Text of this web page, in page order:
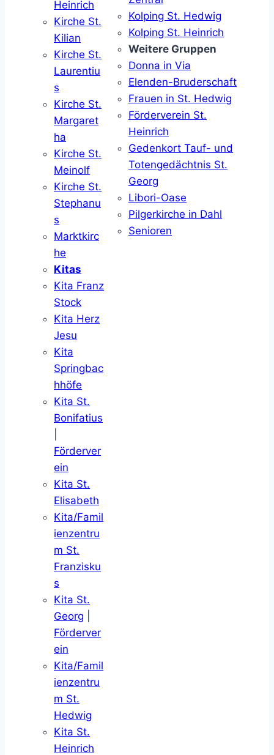
Heinrich
Kirche St.
Kilian
Kirche St.
Laurentiu
s
Kirche St.
Margaret
ha
Kirche St.
Meinolf
Kirche St.
Stephanu
s
Marktkirc
he
Kitas
Kita Franz
Stock
Kita Herz
Jesu
Kita
Springbac
hhöfe
Kita St.
Bonifatius
Förderver
ein
Kita St.
Elisabeth
Kita/Famil
ienzentru
m St.
Franzisku
s
Kita St.
Georg
Förderver
ein
Kita/Famil
ienzentru
m St.
Hedwig
Kita St.
Heinrich
Kolping St. Hedwig
Kolping St. Heinrich
Weitere Gruppen
Donna in Via
Elenden-Bruderschaft
Frauen in St. Hedwig
Förderverein St.
Heinrich
Gedenkort Tauf- und
Totengedächtnis St.
Georg
Libori-Oase
Pilgerkirche in Dahl
Senioren